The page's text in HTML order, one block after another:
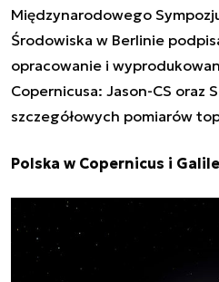
Międzynarodowego
Środowiska w Berlinie
opracowanie i
Copernicusa: Jason-CS oraz
szczegółowych pomiarów
Polska w Copernicus i